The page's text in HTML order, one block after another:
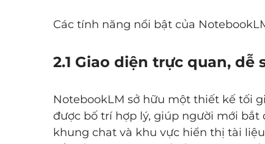
Các tính năng nổi bật của
2.1 Giao diện trực quan, dễ
NotebookLM sở hữu một thiết kế tối
được bố trí hợp lý, giúp người mới bắt
khung chat và khu vực hiển thị tài